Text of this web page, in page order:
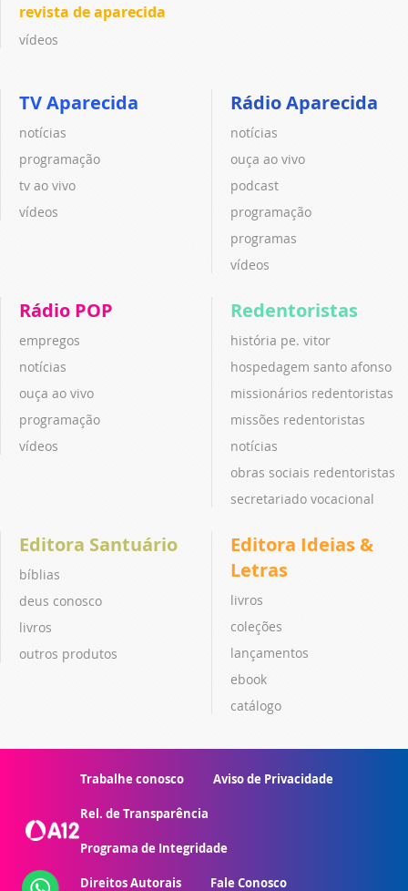
revista de aparecida
vídeos
TV Aparecida
notícias
programação
tv ao vivo
vídeos
Rádio Aparecida
notícias
ouça ao vivo
podcast
programação
programas
vídeos
Rádio POP
empregos
notícias
ouça ao vivo
programação
vídeos
Redentoristas
história pe. vitor
hospedagem santo afonso
missionários redentoristas
missões redentoristas
notícias
obras sociais redentoristas
secretariado vocacional
Editora Santuário
bíblias
deus conosco
livros
outros produtos
Editora Ideias &
Letras
livros
coleções
lançamentos
ebook
catálogo
Trabalhe conosco Aviso de Privacidade
Rel. de Transparência
Programa de Integridade
Direitos Autorais Fale Conosco